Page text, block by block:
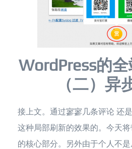
WordPress的
（二）异
接上文。通过寥寥几条评论 还
这种局部刷新的效果的。今天
的核心部分。另外由于个人不